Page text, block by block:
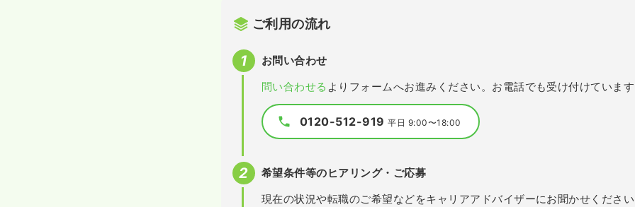
ご利用の流れ
お問い合わせ
問い合わせる よりフォームへお進みください。お電話でも受け付けていま
0120-512-919平日 9:00〜18:00
希望条件等のヒアリング・ご応募
現在の状況や転職のご希望などをキャリアアドバイザーにお聞かせくださ